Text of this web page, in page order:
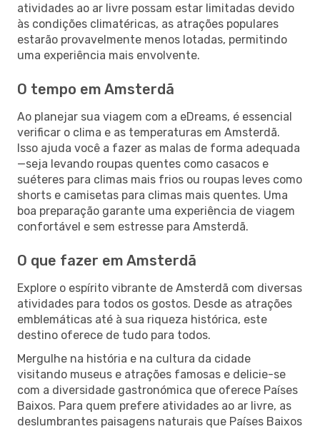
atividades ao ar livre possam estar limitadas devido
às condições climatéricas, as atrações populares
estarão provavelmente menos lotadas, permitindo
uma experiência mais envolvente.
O tempo em Amsterdã
Ao planejar sua viagem com a eDreams, é essencial
verificar o clima e as temperaturas em Amsterdã.
Isso ajuda você a fazer as malas de forma adequada
—seja levando roupas quentes como casacos e
suéteres para climas mais frios ou roupas leves como
shorts e camisetas para climas mais quentes. Uma
boa preparação garante uma experiência de viagem
confortável e sem estresse para Amsterdã.
O que fazer em Amsterdã
Explore o espírito vibrante de Amsterdã com diversas
atividades para todos os gostos. Desde as atrações
emblemáticas até à sua riqueza histórica, este
destino oferece de tudo para todos.
Mergulhe na história e na cultura da cidade
visitando museus e atrações famosas e delicie-se
com a diversidade gastronómica que oferece Países
Baixos. Para quem prefere atividades ao ar livre, as
deslumbrantes paisagens naturais que Países Baixos